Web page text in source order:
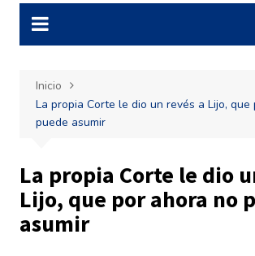
Inicio
La propia Corte le dio un revés a Lijo, que
puede asumir
La propia Corte le dio
Lijo, que por ahora no
asumir